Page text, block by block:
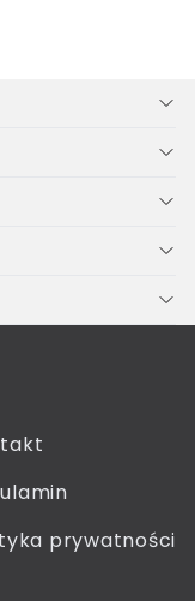
prywatności